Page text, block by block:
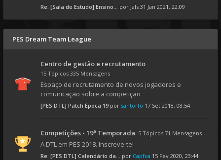
Re: [Sala de Estudo] Ensino... por Jals 31 Jan 2021, 22:09
PES Dream Team League
Centro de gestão e recrutamento
15 Tópicos 335 Mensagens
Espaço de recrutamento de novos jogadores e
comunicação sobre a competição
[PES DTL] Patch Época 19 por santorfo 17 Set 2018, 08:54
Competições - 19ª Temporada 5 Tópicos 71 Mensagens
A DTL em PES 2018. Inscreve-te!
Re: [PES DTL] Calendário da... por Capfca 15 Fev 2020, 23:44